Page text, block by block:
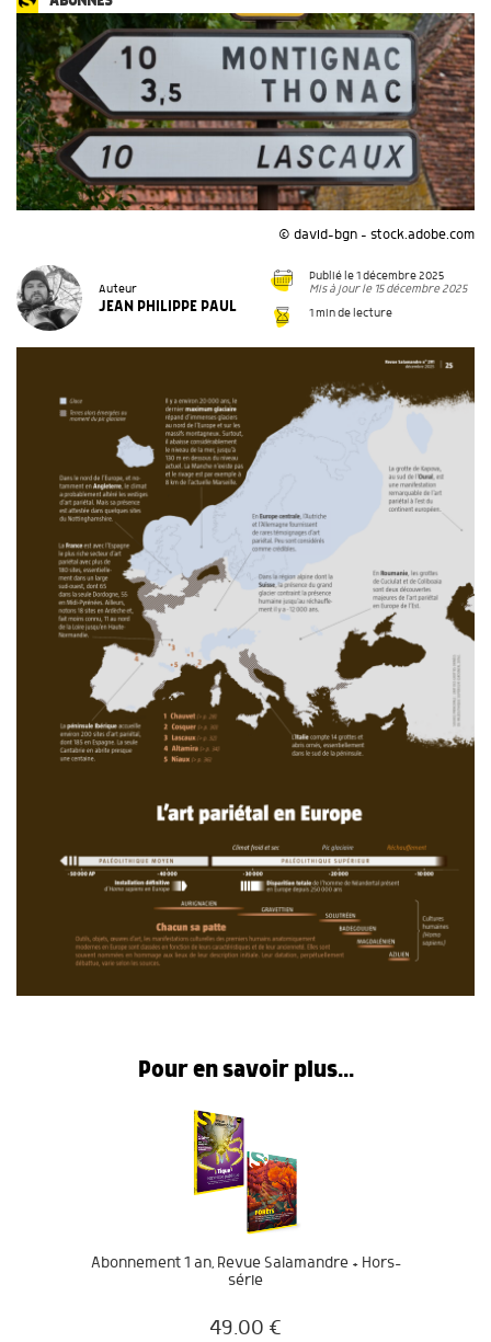
© david-bgn - stock.adobe.com
Auteur
JEAN PHILIPPE PAUL
Publié le 1 décembre 2025
Mis à jour le 15 décembre 2025
1 min de lecture
Pour en savoir plus...
Abonnement 1 an, Revue Salamandre + Hors-
série
49.00 €